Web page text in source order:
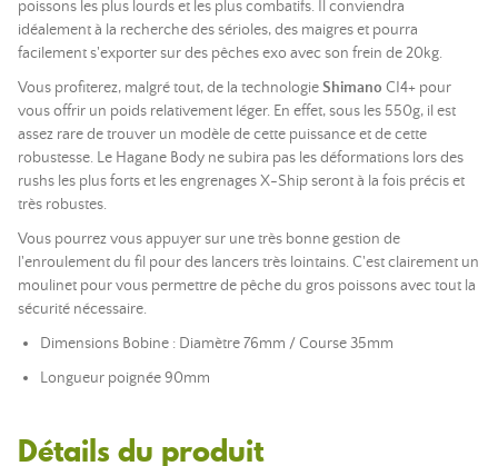
poissons les plus lourds et les plus combatifs. Il conviendra
idéalement à la recherche des sérioles, des maigres et pourra
facilement s'exporter sur des pêches exo avec son frein de 20kg.
Vous profiterez, malgré tout, de la technologieShimano CI4+ pour
vous offrir un poids relativement léger. En effet, sous les 550g, il est
assez rare de trouver un modèle de cette puissance et de cette
robustesse. Le Hagane Body ne subira pas les déformations lors des
rushs les plus forts et les engrenages X-Ship seront à la fois précis et
très robustes.
Vous pourrez vous appuyer sur une très bonne gestion de
l'enroulement du fil pour des lancers très lointains. C'est clairement un
moulinet pour vous permettre de pêche du gros poissons avec tout la
sécurité nécessaire.
Dimensions Bobine : Diamètre 76mm / Course 35mm
Longueur poignée 90mm
Détails du produit